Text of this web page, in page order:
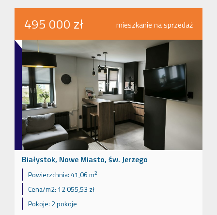
495 000 zł mieszkanie na sprzedaż
Białystok, Nowe Miasto, św. Jerzego
Powierzchnia:41,06 m2
Cena/m2: 12 055,53 zł
Pokoje: 2 pokoje